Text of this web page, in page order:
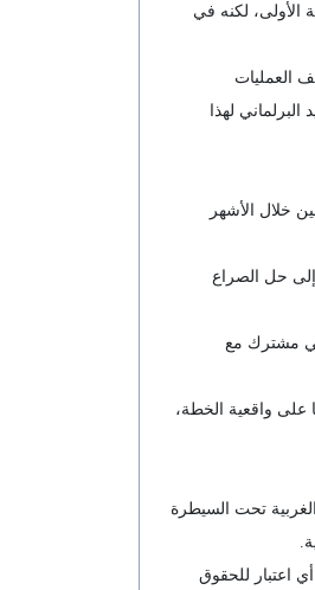
الأولى، لكنه في
العمليات
البرلماني لهذا
خلال الأشهر
حل الصراع
مشترك مع
تقسيم فلسطين (القرار 181)، رغم تحفظات دبلوماسييها على واقعية الخطة،
قائم، حيث كانت الضفة الغربية تحت السيطرة
أي اعتبار للحقوق